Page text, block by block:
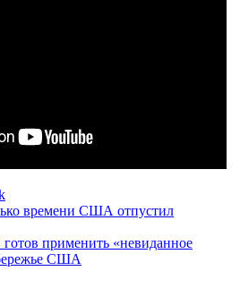
времени США отпустил
применить «невиданное
США